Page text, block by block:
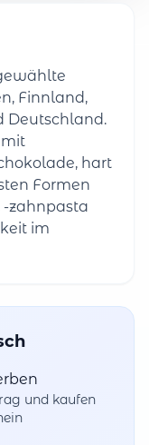
Finnland,
Deutschland.
mit
hart
Formen
-zahnpasta
im
und kaufen